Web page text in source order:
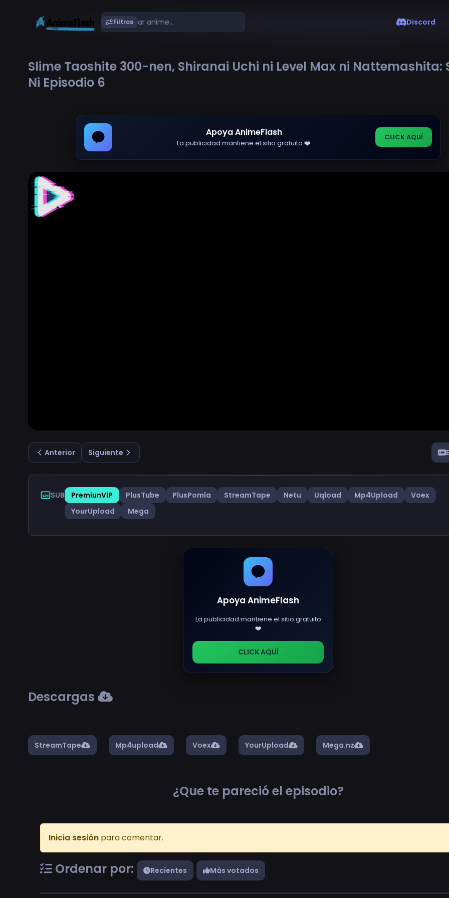
Filtros Discord
Slime Taoshite 300-nen, Shiranai Uchi ni Level Max ni Nattemashita:
Ni Episodio 6
Apoya AnimeFlash
La publicidad mantiene el sitio gratuito ❤️
CLICK AQUÍ
Anterior Siguiente
SUB PremiunVIP PlusTube PlusPomla StreamTape Netu Uqload Mp4Upload
Voex
YourUpload
Mega
Apoya AnimeFlash
La publicidad mantiene el sitio gratuito
❤️
CLICK AQUÍ
Descargas
StreamTape Mp4upload Voex YourUpload Mega.nz
¿Que te pareció el episodio?
Inicia sesión para comentar.
Ordenar por: Recientes Más votados